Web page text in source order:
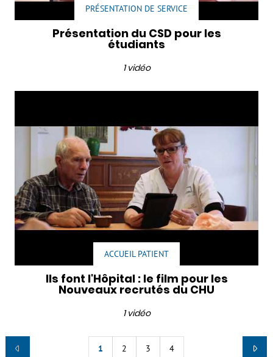
PRÉSENTATION DE SERVICE
Présentation du CSD pour les
étudiants
1 vidéo
ACCUEIL PATIENT
Ils font l'Hôpital : le film pour les
Nouveaux recrutés du CHU
1 vidéo
1 2 3 4